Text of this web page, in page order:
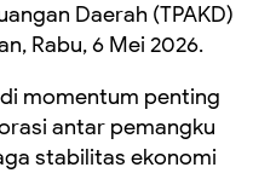
Daerah (TPAKD)
Rabu, 6 Mei 2026.
momentum penting
antar pemangku
stabilitas ekonomi